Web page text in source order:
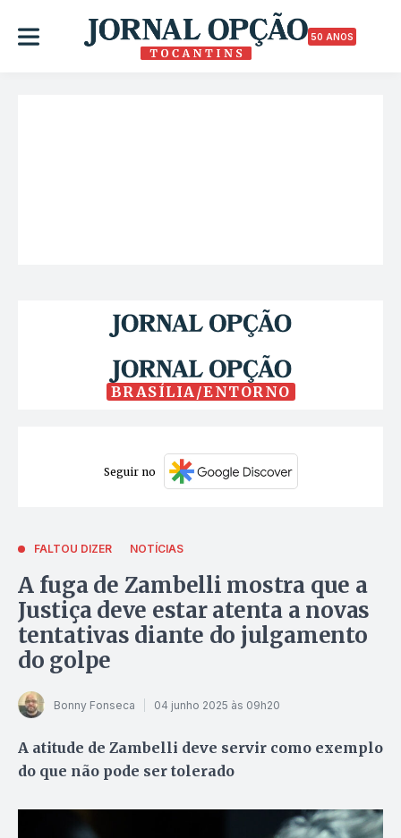
50 ANOS
BRASÍLIA/ENTORNO
Seguir no
FALTOU DIZER NOTÍCIAS
A fuga de Zambelli mostra que a
Justiça deve estar atenta a novas
tentativas diante do julgamento
do golpe
Bonny Fonseca 04 junho 2025 às 09h20
A atitude de Zambelli deve servir como exemplo
do que não pode ser tolerado